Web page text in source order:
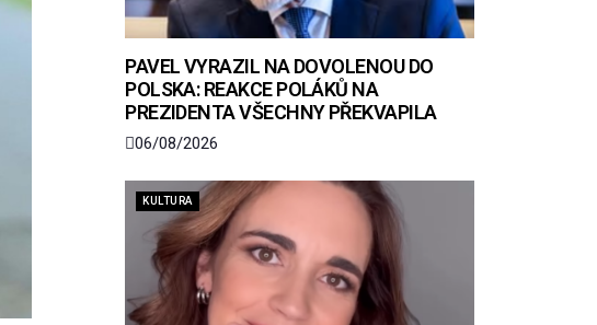
PAVEL VYRAZIL NA DOVOLENOU DO
POLSKA: REAKCE POLÁKŮ NA
PREZIDENTA VŠECHNY PŘEKVAPILA
06/08/2026
KULTURA